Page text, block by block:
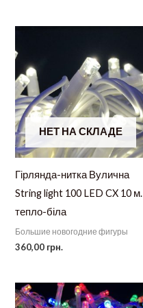
НЕТ НА СКЛАДЕ
Гірлянда-нитка Вулична
String light 100 LED CX 10 м.
тепло-біла
Большие новогодние фигуры
360,00 грн.